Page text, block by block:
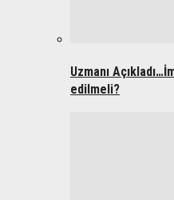
Uzmanı
edilmeli?